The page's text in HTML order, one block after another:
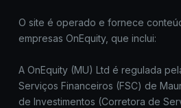
O site é operado e fornece
empresas OnEquity, que inclui:
A OnEquity (MU) Ltd é regulada
Serviços Financeiros (FSC) de
de Investimentos (Corretora de